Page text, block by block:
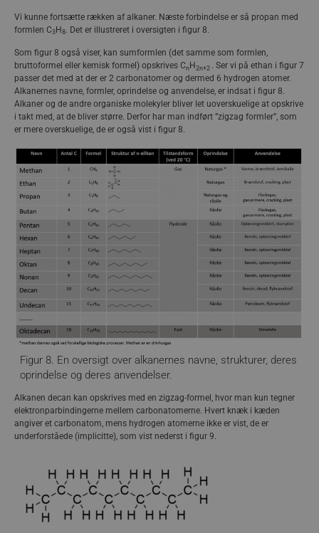
bestemmes af, hvor olien er dannet og under hvilke forhold.
Petrokemi er den gren af kemien, der netop beskæftiger sig
med at danne kemikalier og produkter som fx plast fra
råolie. Men råolie bruges ikke som den er. Den behandles på
raffinaderier, hvor den afsaltes og senere opvarmes og
adskilles i forskellige fraktioner. Det er i fokus i faktaboksen
Fra råolie til plast.
Vi kunne fortsætte rækken af alkaner. Næste forbindelse er så propan med
formlen C3 H 8. Det er illustreret i oversigten i figur 8.
Som figur 8 også viser, kan sumformlen (det samme som formlen,
bruttoformel eller kemisk formel) opskrives Cn H 2n+2 . Ser vi på ethan i figur 7
passer det med at der er 2 carbonatomer og dermed 6 hydrogen atomer.
Alkanernes navne, formler, oprindelse og anvendelse, er indsat i figur 8.
Alkaner og de andre organiske molekyler bliver let uoverskuelige at opskrive
i takt med, at de bliver større. Derfor har man indført ”zigzag formler”, som
er mere overskuelige, de er også vist i figur 8.
Figur 8. En oversigt over alkanernes navne, strukturer, deres
oprindelse og deres anvendelser.
Alkanen decan kan opskrives med en zigzag-formel, hvor man kun tegner
elektronparbindingerne mellem carbonatomerne. Hvert knæk i kæden
angiver et carbonatom, mens hydrogen atomerne ikke er vist, de er
underforståede (implicitte), som vist nederst i figur 9.